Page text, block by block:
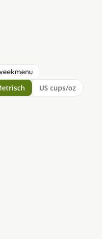
US cups/oz